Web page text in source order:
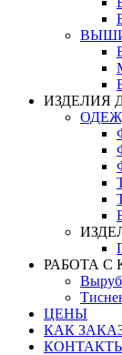
ИЗДЕЛИЯ
РАБОТА С
ЦЕНЫ
КАК